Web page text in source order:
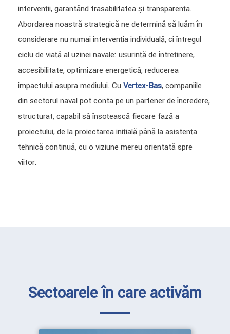
intervenții, garantând trasabilitatea și transparența.
Abordarea noastră strategică ne determină să luăm în
considerare nu numai intervenția individuală, ci întregul
ciclu de viață al uzinei navale: ușurință de întreținere,
accesibilitate, optimizare energetică, reducerea
impactului asupra mediului. Cu Vertex-Bas, companiile
din sectorul naval pot conta pe un partener de încredere,
structurat, capabil să însoțească fiecare fază a
proiectului, de la proiectarea inițială până la asistența
tehnică continuă, cu o viziune mereu orientată spre
viitor.
Sectoarele în care activăm